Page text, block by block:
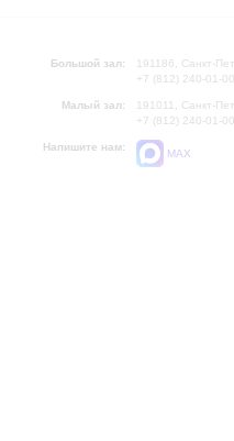
Большой зал:
191186, Санкт-
+7 (812) 240-01-
Малый зал:
191011, Санкт-
+7 (812) 240-01-
Напишите нам:
MAX